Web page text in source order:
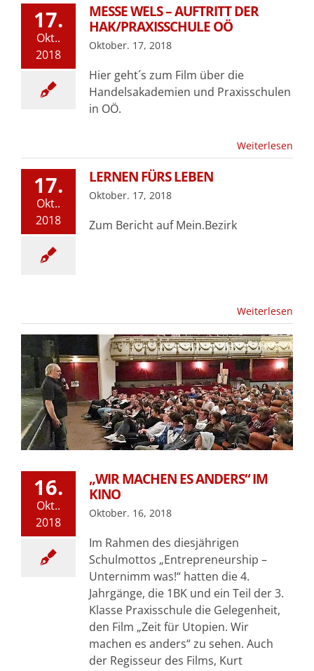
17.
Okt..
2018
MESSE WELS – AUFTRITT DER
HAK/PRAXISSCHULE OÖ
Oktober. 17, 2018
Hier geht´s zum Film über die
Handelsakademien und Praxisschulen
in OÖ.
Weiterlesen
17.
Okt..
2018
LERNEN FÜRS LEBEN
Oktober. 17, 2018
Zum Bericht auf Mein.Bezirk
Weiterlesen
16.
Okt..
2018
„WIR MACHEN ES ANDERS“ IM
KINO
Oktober. 16, 2018
Im Rahmen des diesjährigen
Schulmottos „Entrepreneurship –
Unternimm was!“ hatten die 4.
Jahrgänge, die 1BK und ein Teil der 3.
Klasse Praxisschule die Gelegenheit,
den Film „Zeit für Utopien. Wir
machen es anders“ zu sehen. Auch
der Regisseur des Films, Kurt